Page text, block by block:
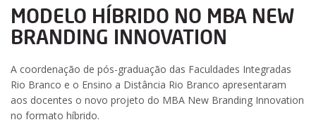
MODELO HÍBRIDO NO MBA NEW
BRANDING INNOVATION
A coordenação de pós-graduação das Faculdades Integradas
Rio Branco e o Ensino a Distância Rio Branco apresentaram
aos docentes o novo projeto do MBA New Branding Innovation
no formato híbrido.